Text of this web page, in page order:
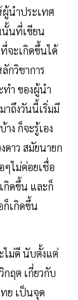
ผู้นำประเทศ
นที่เขียน
จะเกิดขึ้นได้
กวิชาการ
ำ ของผู้นำ
ถึงวันนี้เริ่มมี
ง ก็จะรู้เอง
ดาว สมัยนายก
ๆไม่ค่อยเชื่อ
กิดขึ้น และก็
ก็เกิดขึ้น
ไม่ดี นับตั้งแต่
ฤต เกี่ยวกับ
ทย เป็นจุด